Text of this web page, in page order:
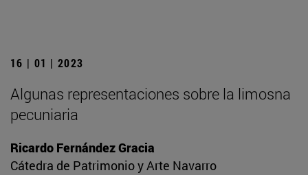
16 | 01 | 2023
Algunas representaciones sobre la limosna
pecuniaria
Ricardo Fernández Gracia
Cátedra de Patrimonio y Arte Navarro